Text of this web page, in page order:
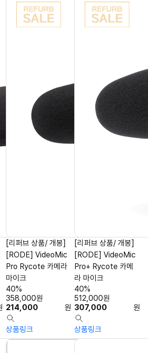
[리퍼브 상품/ 개봉]
[RODE] VideoMic
Pro Rycote 카메라
마이크
214,000 원
358,000원
40%
상품링크
[리퍼브 상품/ 개봉]
[RODE] VideoMic
Pro+ Rycote 카메
라 마이크
307,000 원
512,000원
40%
상품링크